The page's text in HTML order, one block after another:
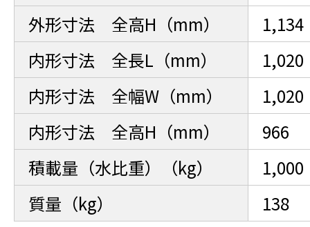
外形寸法 全高H（mm）
1,134
内形寸法 全長L（mm）
1,020
内形寸法 全幅W（mm）
1,020
内形寸法 全高H（mm）
966
積載量（水比重）（kg）
1,000
質量（kg）
138